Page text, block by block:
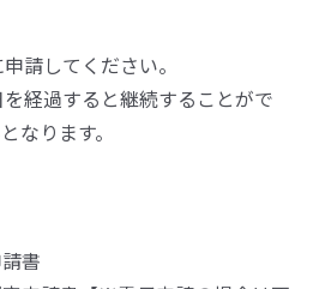
請してください。
経過すると継続することがで
なります。
書